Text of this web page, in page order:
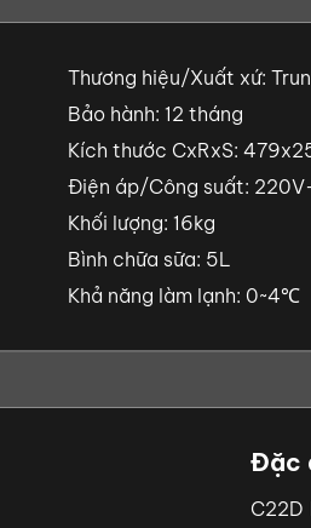
Thương hiệu/Xuất xứ:
Bảo hành: 12 tháng
Kích thước CxRxS:
Điện áp/Công suất:
Khối lượng: 16kg
Bình chữa sữa: 5L
Khả năng làm lạnh: 0~4℃
Đặc
C22D